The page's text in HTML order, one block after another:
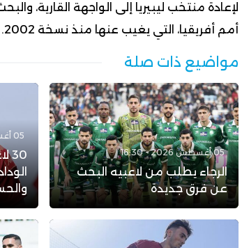
لإعادة منتخب ليبيريا إلى الواجهة القارية،
أمم أفريقيا، التي يغيب عنها منذ نسخة 2002.
مواضيع ذات صلة
05 أغسطس 2026 - 16:30
الرجاء يطلب من لاعبيه البحث
عن فرق جديدة
05 أغسطس 2026 - 14:30